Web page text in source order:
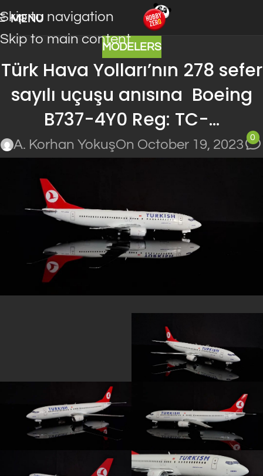
Skip to navigation
Skip to main content
MENU
MODELERS
Türk Hava Yolları’nın 278 sefer
sayılı uçuşu anısına Boeing
B737-4Y0 Reg: TC-…
A. Korhan YokuşOn October 19, 2023
0